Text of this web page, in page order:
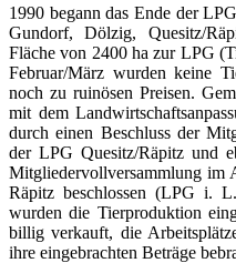
1990 begann das Ende der
Gundorf, Dölzig, Quesitz/
Fläche von 2400 ha zur LPG
Februar/März wurden keine
noch zu ruinösen Preisen.
mit dem
durch einen Beschluss der
der LPG Quesitz/Räpitz und
Mitgliedervollversammlung
Räpitz beschlossen (LPG i.
wurden die Tierproduktion
billig verkauft, die
ihre eingebrachten Beträge